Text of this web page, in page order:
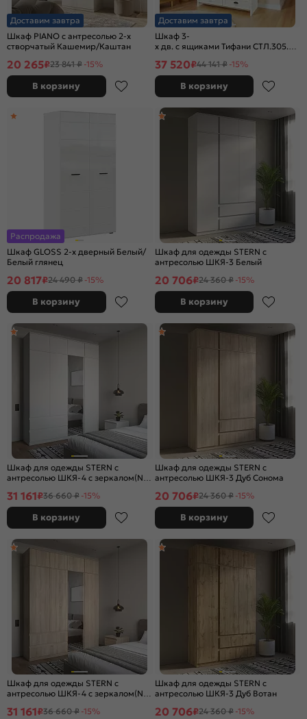
Доставим завтра
Шкаф PIANO с антресолью 2-х
створчатый Кашемир/Каштан
20 265₽23 841 ₽ -15%
В корзину
Доставим завтра
Шкаф 3-
х дв. с ящиками Тифани СТЛ.305.02
37 520₽44 141 ₽ -15%
В корзину
Распродажа
Шкаф GLOSS 2-х дверный Белый/
Белый глянец
20 817₽24 490 ₽ -15%
В корзину
Шкаф для одежды STERN с
антресолью ШКЯ-3 Белый
20 706₽24 360 ₽ -15%
В корзину
Шкаф для одежды STERN с
антресолью ШКЯ-4 c зеркалом(N)
31 161₽36 660 ₽ -15%
В корзину
Шкаф для одежды STERN с
антресолью ШКЯ-3 Дуб Сонома
20 706₽24 360 ₽ -15%
В корзину
Шкаф для одежды STERN с
антресолью ШКЯ-4 c зеркалом(N)
31 161₽36 660 ₽ -15%
Шкаф для одежды STERN с
антресолью ШКЯ-3 Дуб Вотан
20 706₽24 360 ₽ -15%